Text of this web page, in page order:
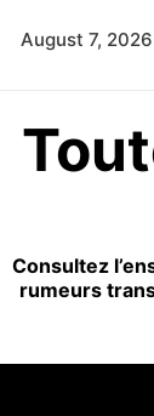
August 7, 2026
Consultez
rumeurs